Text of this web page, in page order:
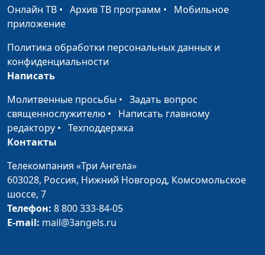
Сергей Парфёнов, Юлия
Сверхъестественное.
Реально ли?
Размик Меликбекян,
Знакомства в
интернете
Размик Меликбекян,
Борис Звездилин, Татьяна
Харибина
любви?
Борис Звездилин, Михаил
Севастьянов
Татуировки
Размик Меликбекян,
Онлайн ТВ • Архив ТВ программ • Мобильное
приложение
Политика обработки персональных данных и
конфиденциальности
Написать
Молитвенные просьбы • Задать вопрос
священнослужителю • Написать главному
редактору • Техподдержка
Контакты
Телекомпания «Три Ангела»
603028, Россия, Нижний Новгород, Комсомольское
шоссе, 7
Телефон: 8 800 333-84-05
E-mail: mail@3angels.ru